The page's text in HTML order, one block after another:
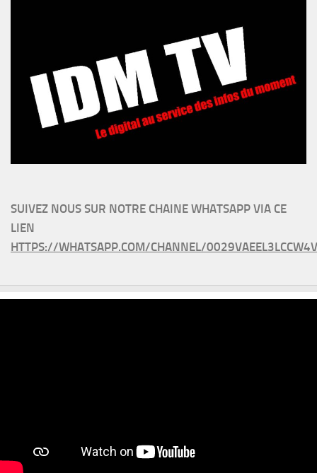
SUIVEZ NOUS SUR NOTRE CHAINE WHATSAPP VIA CE
LIEN
HTTPS://WHATSAPP.COM/CHANNEL/